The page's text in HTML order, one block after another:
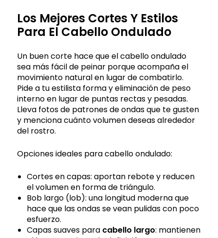
Los Mejores Cortes Y Estilos
Para El Cabello Ondulado
Un buen corte hace que el cabello ondulado
sea más fácil de peinar porque acompaña el
movimiento natural en lugar de combatirlo.
Pide a tu estilista forma y eliminación de peso
interno en lugar de puntas rectas y pesadas.
Lleva fotos de patrones de ondas que te gusten
y menciona cuánto volumen deseas alrededor
del rostro.
Opciones ideales para cabello ondulado:
Cortes en capas: aportan rebote y reducen
el volumen en forma de triángulo.
Bob largo (lob): una longitud moderna que
hace que las ondas se vean pulidas con poco
esfuerzo.
Capas suaves para cabello largo: mantienen